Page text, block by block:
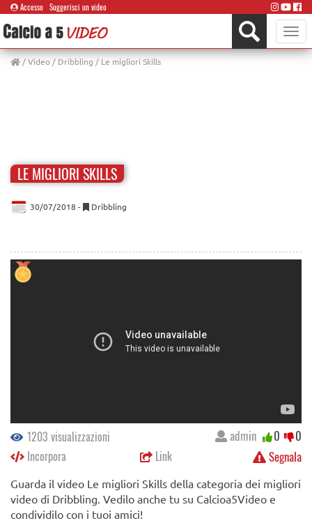
Accesso Suggerisci un video
Toggle
/Video/ Dribbling / Le migliori Skills
LE MIGLIORI SKILLS
30/07/2018 - Dribbling
1203 visualizzazioni
Incorpora
Link Segnala
admin 0 0
Guarda il video Le migliori Skills della categoria dei migliori
video di Dribbling. Vedilo anche tu su Calcioa5Video e
condividilo con i tuoi amici!